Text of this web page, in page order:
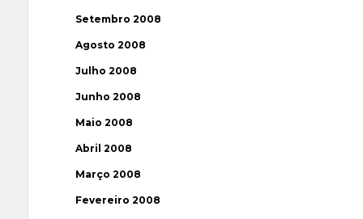
Setembro 2008
Agosto 2008
Julho 2008
Junho 2008
Maio 2008
Abril 2008
Março 2008
Fevereiro 2008